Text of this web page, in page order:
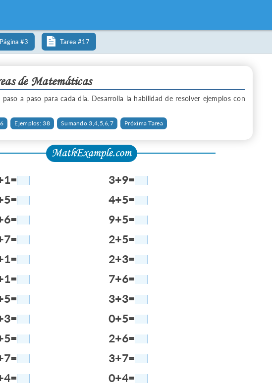
Página #3 Tarea #17
de Matemáticas
paso a paso para cada día. Desarrolla la habilidad de resolver ejemplos con
Ejemplos: 38 Sumando 3,4,5,6,7 Próxima Tarea
3+9=
4+5=
9+5=
2+5=
2+3=
7+6=
3+3=
0+5=
2+6=
3+7=
0+4=